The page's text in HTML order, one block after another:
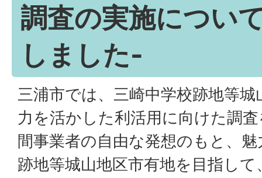
調査の実施につい
しました-
三浦市では、三崎中学校跡地等
力を活かした利活用に向けた調
間事業者の自由な発想のもと、
跡地等城山地区市有地を目指し